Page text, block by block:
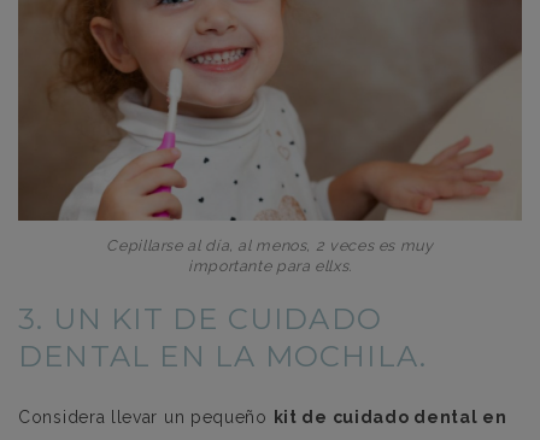
Cepillarse al día, al menos, 2 veces es muy
importante para ellxs.
3. UN KIT DE CUIDADO
DENTAL EN LA MOCHILA.
Considera llevar un pequeño
kit de cuidado dental en